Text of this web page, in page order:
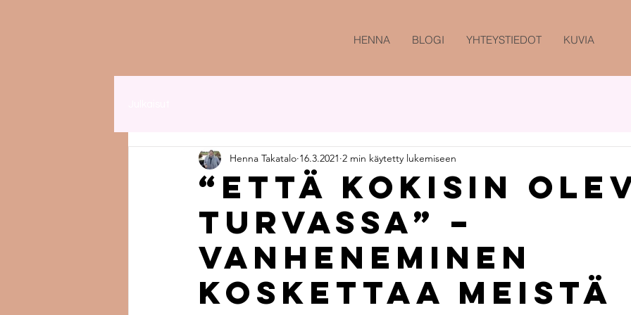
HENNA BLOGI YHTEYSTIEDOT KUVIA
“Että kokisin
turvassa” –
Vanheneminen
koskettaa meistä
Henna Takatalo 16.3.2021 2 min käytetty lukemiseen